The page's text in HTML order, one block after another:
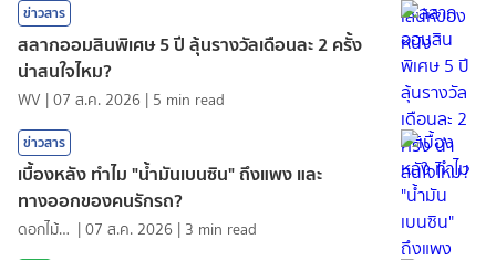
ข่าวสาร
สลากออมสินพิเศษ 5 ปี ลุ้นรางวัลเดือนละ 2 ครั้ง
น่าสนใจไหม?
WV |07 ส.ค. 2026 | 5 min read
ข่าวสาร
เบื้องหลัง ทำไม "น้ำมันเบนซิน" ถึงแพง และ
ทางออกของคนรักรถ?
ดอกไม้กับสายน้ำ |07 ส.ค. 2026 | 3 min read